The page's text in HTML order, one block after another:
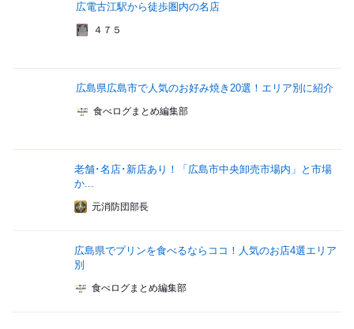
広電古江駅から徒歩圏内の名店
４７５
広島県広島市で人気のお好み焼き20選！エリア別に紹介
食べログまとめ編集部
老舗･名店･新店あり！「広島市中央卸売市場内」と市場
か...
元消防団部長
広島県でプリンを食べるならココ！人気のお店4選エリア
別
食べログまとめ編集部